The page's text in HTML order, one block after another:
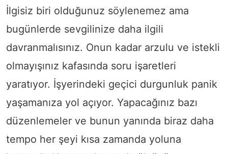
İlgisiz biri olduğunuz söylenemez ama
bugünlerde sevgilinize daha ilgili
davranmalısınız. Onun kadar arzulu ve istekli
olmayışınız kafasında soru işaretleri
yaratıyor. İşyerindeki geçici durgunluk panik
yaşamanıza yol açıyor. Yapacağınız bazı
düzenlemeler ve bunun yanında biraz daha
tempo her şeyi kısa zamanda yoluna